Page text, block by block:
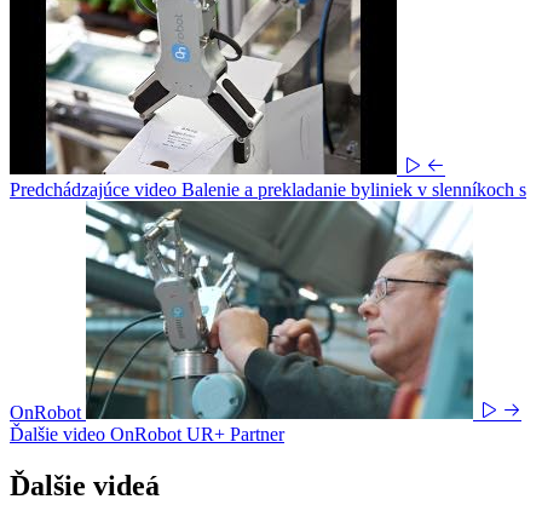
Predchádzajúce video Balenie a prekladanie byliniek v slenníkoch s
OnRobot
Ďalšie video OnRobot UR+ Partner
Ďalšie videá